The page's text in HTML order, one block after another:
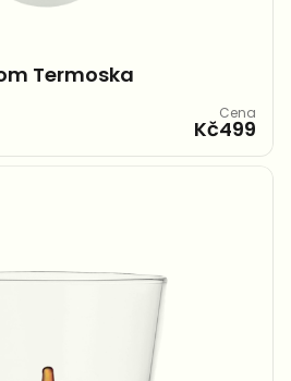
Termoska
Cena
Kč499